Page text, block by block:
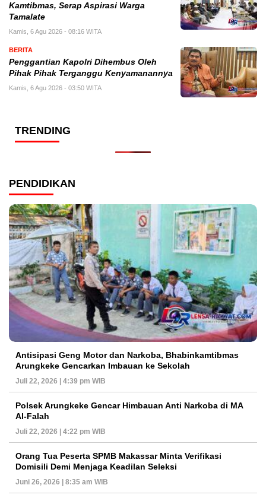
Kamtibmas, Serap Aspirasi Warga
Tamalate
Kamis, 6 Agu 2026 - 08:16 WITA
BERITA
Penggantian Kapolri Dihembus Oleh
Pihak Pihak Terganggu Kenyamanannya
Kamis, 6 Agu 2026 - 03:50 WITA
TRENDING
PENDIDIKAN
Antisipasi Geng Motor dan Narkoba, Bhabinkamtibmas
Arungkeke Gencarkan Imbauan ke Sekolah
Juli 22, 2026 | 4:39 pm WIB
Polsek Arungkeke Gencar Himbauan Anti Narkoba di MA
Al-Falah
Juli 22, 2026 | 4:22 pm WIB
Orang Tua Peserta SPMB Makassar Minta Verifikasi
Domisili Demi Menjaga Keadilan Seleksi
Juni 26, 2026 | 8:35 am WIB